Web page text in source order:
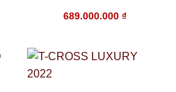
689.000.000 ₫